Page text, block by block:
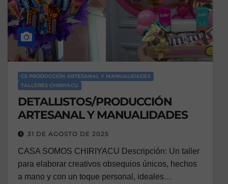
CS PRODUCCIÓN ARTESANAL Y MANUALIDADES
TALLERES CHIRIYACU
DETALLISTOS/PRODUCCIÓN
ARTESANAL Y MANUALIDADES
31 DE AGOSTO DE 2025
CASA SOMOS CHIRIYACU Descripción: Un taller
para elaborar creativos obsequios únicos, hechos
a mano y con un toque personal, ideales…